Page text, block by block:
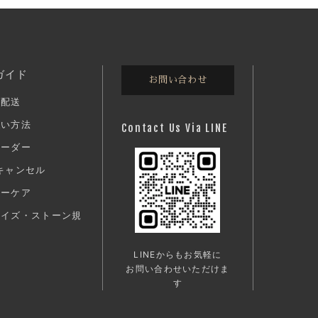
イド
送
方法
ダー
ャンセル
ケア
ズ・ストーン規
お問い合わせ
Contact Us Via LINE
LINEからもお気軽に
お問い合わせいただけま
す